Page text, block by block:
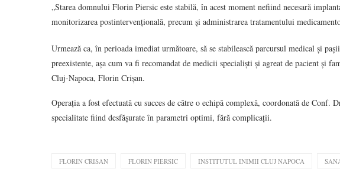
„Starea domnului Florin Piersic este stabilă, în acest moment nefiind necesară
monitorizarea postintervențională, precum și administrarea tratamentului
Urmează ca, în perioada imediat următoare, să se stabilească parcursul medical și
preexistente, așa cum va fi recomandat de medicii specialiști și agreat de pacient și
Cluj-Napoca, Florin Crișan.
Operația a fost efectuată cu succes de către o echipă complexă, coordonată de
specialitate fiind desfășurate în parametri optimi, fără complicații.
FLORIN CRISAN FLORIN PIERSIC INSTITUTUL INIMII CLUJ NAPOCA